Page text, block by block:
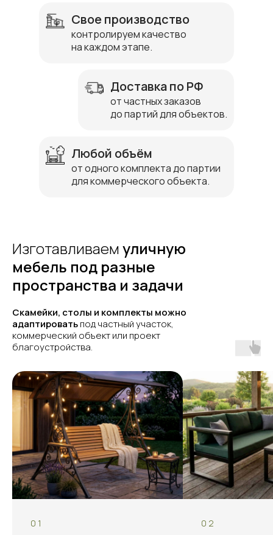
контролируем качество
на каждом этапе.
от частных заказов
до партий для объектов.
от одного комплекта до партии
для коммерческого объекта.
Свое производство
Доставка по РФ
Любой объём
Изготавливаемуличную
мебель под разные
пространства и задачи
Скамейки, столы и комплекты можно
адаптироватьпод частный участок,
коммерческий объект или проект
благоустройства.
01 02